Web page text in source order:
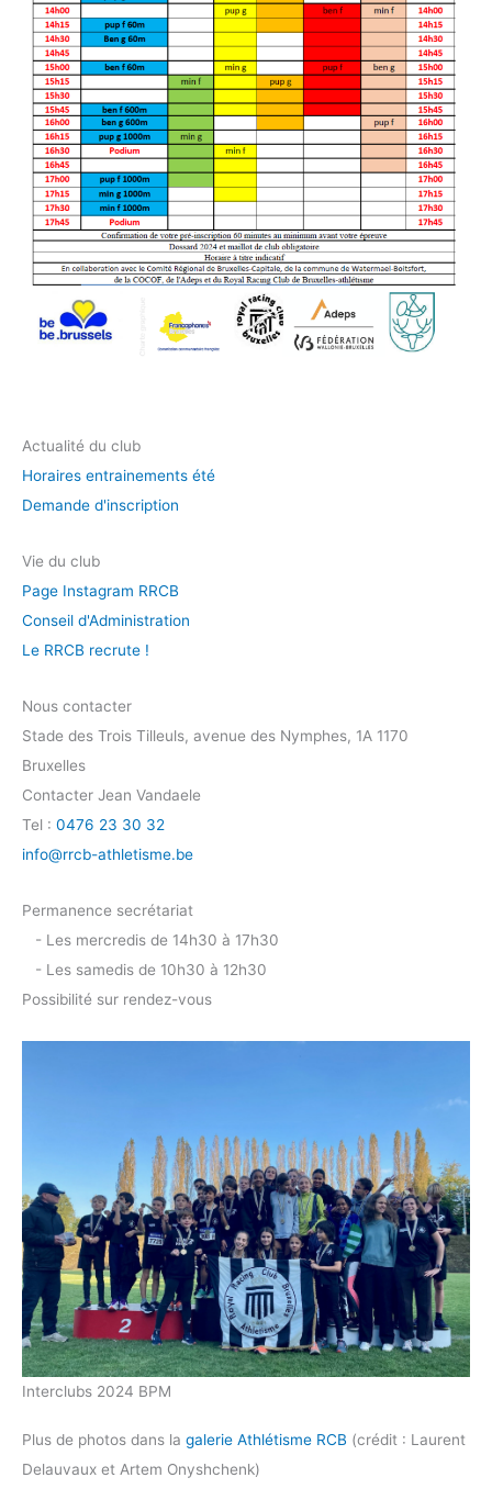
Actualité du club
Horaires entrainements été
Demande d'inscription
Vie du club
Page Instagram RRCB
Conseil d'Administration
Le RRCB recrute !
Nous contacter
Stade des Trois Tilleuls, avenue des Nymphes, 1A 1170
Bruxelles
Contacter Jean Vandaele
Tel : 0476 23 30 32
info@rrcb-athletisme.be
Permanence secrétariat
- Les mercredis de 14h30 à 17h30
- Les samedis de 10h30 à 12h30
Possibilité sur rendez-vous
Interclubs 2024 BPM
Plus de photos dans la galerie Athlétisme RCB (crédit : Laurent
Delauvaux et Artem Onyshchenk)